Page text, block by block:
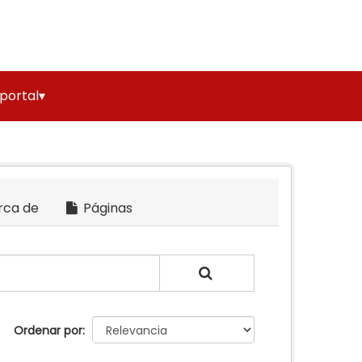
de Páginas
Ordenar por